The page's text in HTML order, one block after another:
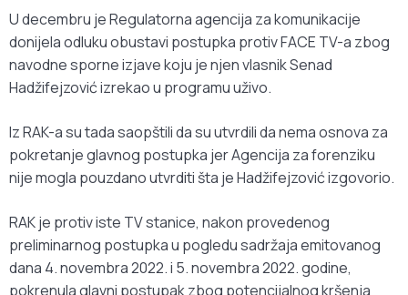
U decembru je Regulatorna agencija za komunikacije
donijela odluku obustavi postupka protiv FACE TV-a zbog
navodne sporne izjave koju je njen vlasnik Senad
Hadžifejzović izrekao u programu uživo.
Iz RAK-a su tada saopštili da su utvrdili da nema osnova za
pokretanje glavnog postupka jer Agencija za forenziku
nije mogla pouzdano utvrditi šta je Hadžifejzović izgovorio.
RAK je protiv iste TV stanice, nakon provedenog
preliminarnog postupka u pogledu sadržaja emitovanog
dana 4. novembra 2022. i 5. novembra 2022. godine,
pokrenula glavni postupak zbog potencijalnog kršenja